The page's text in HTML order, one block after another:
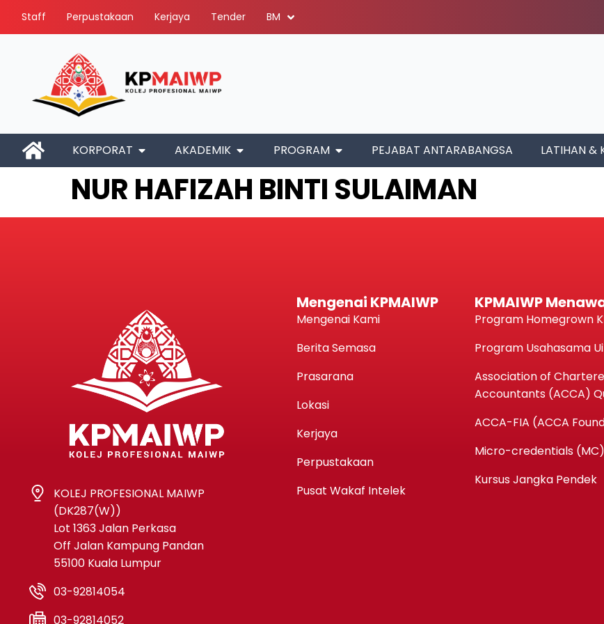
Staff Perpustakaan Kerjaya Tender BM
KORPORAT AKADEMIK PROGRAM PEJABAT ANTARABANGSA LATIHAN &
NUR HAFIZAH BINTI SULAIMAN
KOLEJ PROFESIONAL MAIWP
(DK287(W))
Lot 1363 Jalan Perkasa
Off Jalan Kampung Pandan
55100 Kuala Lumpur
03-92814054
03-92814052
Mengenai KPMAIWP
Mengenai Kami
Berita Semasa
Prasarana
Lokasi
Kerjaya
Perpustakaan
Pusat Wakaf Intelek
KPMAIWP
Program Homegrown
Program Usahasama
Association of
Accountants (ACCA)
ACCA-FIA (ACCA
Micro-credentials (MC)
Kursus Jangka Pendek